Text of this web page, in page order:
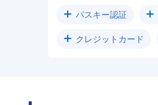
パスキー認証
クレジットカード